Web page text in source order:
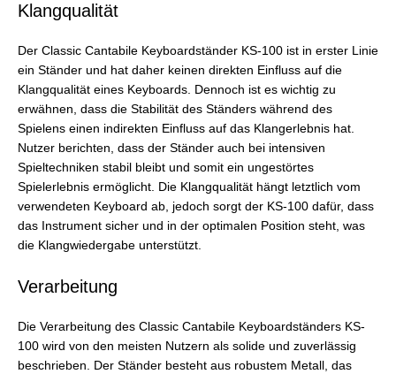
Klangqualität
Der Classic Cantabile Keyboardständer KS-100 ist in erster Linie
ein Ständer und hat daher keinen direkten Einfluss auf die
Klangqualität eines Keyboards. Dennoch ist es wichtig zu
erwähnen, dass die Stabilität des Ständers während des
Spielens einen indirekten Einfluss auf das Klangerlebnis hat.
Nutzer berichten, dass der Ständer auch bei intensiven
Spieltechniken stabil bleibt und somit ein ungestörtes
Spielerlebnis ermöglicht. Die Klangqualität hängt letztlich vom
verwendeten Keyboard ab, jedoch sorgt der KS-100 dafür, dass
das Instrument sicher und in der optimalen Position steht, was
die Klangwiedergabe unterstützt.
Verarbeitung
Die Verarbeitung des Classic Cantabile Keyboardständers KS-
100 wird von den meisten Nutzern als solide und zuverlässig
beschrieben. Der Ständer besteht aus robustem Metall, das